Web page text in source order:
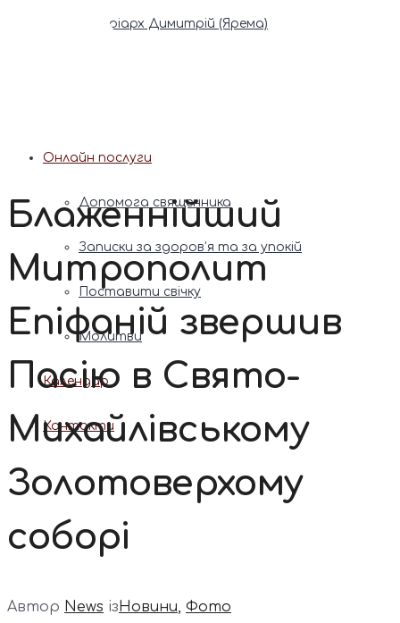
Патріарх Димитрій (Ярема)
Онлайн послуги
Допомога священника
Записки за здоров’я та за упокій
Поставити свічку
Молитви
Календар
Контакти
Блаженнійший
Митрополит
Епіфаній звершив
Пасію в Свято-
Михайлівському
Золотоверхому
соборі
Автор News ізНовини, Фото